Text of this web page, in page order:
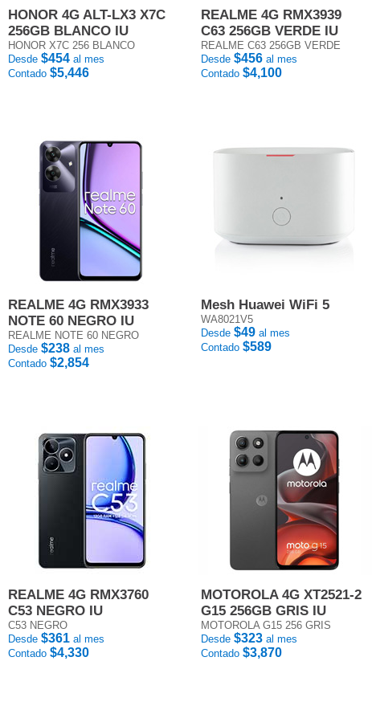
HONOR 4G ALT-LX3 X7C
256GB BLANCO IU
HONOR X7C 256 BLANCO
Desde $454 al mes
Contado $5,446
REALME 4G RMX3939
C63 256GB VERDE IU
REALME C63 256GB VERDE
Desde $456 al mes
Contado $4,100
REALME 4G RMX3933
NOTE 60 NEGRO IU
REALME NOTE 60 NEGRO
Desde $238 al mes
Contado $2,854
Mesh Huawei WiFi 5
WA8021V5
Desde $49 al mes
Contado $589
REALME 4G RMX3760
C53 NEGRO IU
C53 NEGRO
Desde $361 al mes
Contado $4,330
MOTOROLA 4G XT2521-2
G15 256GB GRIS IU
MOTOROLA G15 256 GRIS
Desde $323 al mes
Contado $3,870